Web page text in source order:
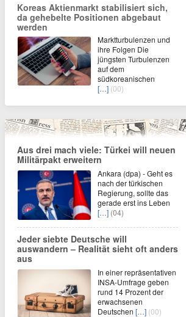
Koreas Aktienmarkt stabilisiert sich,
da gehebelte Positionen abgebaut
werden
Marktturbulenzen und
ihre Folgen Die
jüngsten Turbulenzen
auf dem
südkoreanischen
[…] (00)
Aus drei mach viele: Türkei will neuen
Militärpakt erweitern
Ankara (dpa) - Geht es
nach der türkischen
Regierung, sollte das
gerade erst ins Leben
[…] (04)
Jeder siebte Deutsche will
auswandern – Realität sieht oft anders
aus
In einer repräsentativen
INSA-Umfrage geben
rund 14 Prozent der
erwachsenen
Deutschen […] (00)